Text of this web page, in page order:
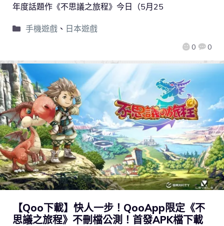
0 0
年度話題作《不思議之旅程》今日（5月25
手機遊戲、 日本遊戲
【Qoo下載】快人一步！QooApp限定《不
思議之旅程》不刪檔公測！首發APK檔下載